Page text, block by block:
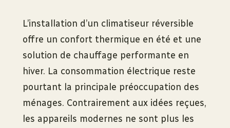
L’installation d’un climatiseur réversible
offre un confort thermique en été et une
solution de chauffage performante en
hiver. La consommation électrique reste
pourtant la principale préoccupation des
ménages. Contrairement aux idées reçues,
les appareils modernes ne sont plus les